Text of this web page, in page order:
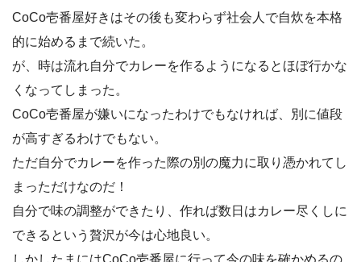
CoCo壱番屋好きはその後も変わらず社会人で自炊を本格
的に始めるまで続いた。
が、時は流れ自分でカレーを作るようになるとほぼ行かな
くなってしまった。
CoCo壱番屋が嫌いになったわけでもなければ、別に値段
が高すぎるわけでもない。
ただ自分でカレーを作った際の別の魔力に取り憑かれてし
まっただけなのだ！
自分で味の調整ができたり、作れば数日はカレー尽くしに
できるという贅沢が今は心地良い。
しかしたまにはCoCo壱番屋に行って今の味を確かめるの